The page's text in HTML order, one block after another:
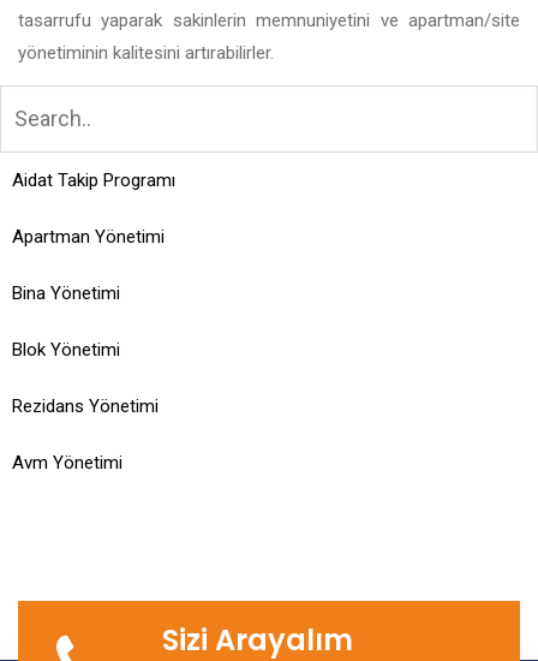
tasarrufu yaparak sakinlerin memnuniyetini ve apartman/site
yönetiminin kalitesini artırabilirler.
Aidat Takip Programı
Apartman Yönetimi
Bina Yönetimi
Blok Yönetimi
Rezidans Yönetimi
Avm Yönetimi
Sizi Arayalım